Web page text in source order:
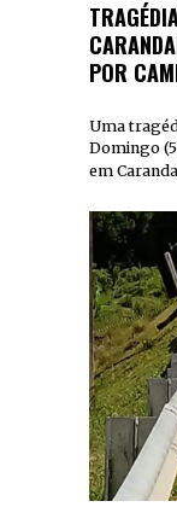
POR
Uma
Domingo
em